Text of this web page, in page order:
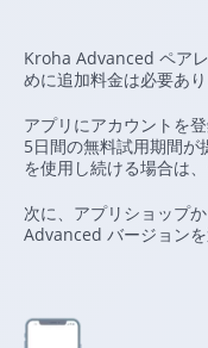
Kroha Advanced ペア
めに追加料金は必要あり
アプリにアカウントを
5日間の無料試用期間が
を使用し続ける場合は
次に、アプリショップ
Advanced バージョンを